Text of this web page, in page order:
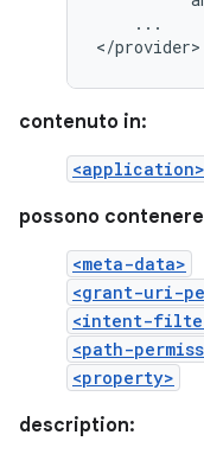
...
</provider>
contenuto in:
<application>
possono
<meta-data>
<grant-uri-
<intent-
<path-
<property>
description: